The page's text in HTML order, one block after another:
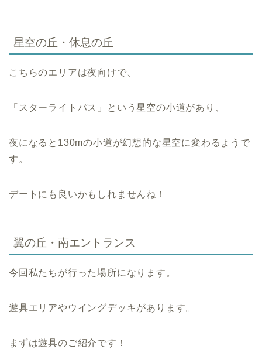
星空の丘・休息の丘
こちらのエリアは夜向けで、
「スターライトパス」という星空の小道があり、
夜になると130mの小道が幻想的な星空に変わるようで
す。
デートにも良いかもしれませんね！
翼の丘・南エントランス
今回私たちが行った場所になります。
遊具エリアやウイングデッキがあります。
まずは遊具のご紹介です！